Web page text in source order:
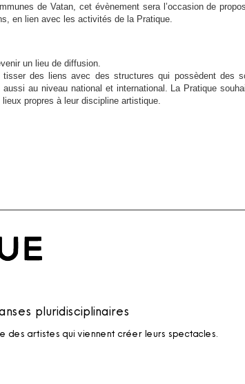
de Vatan, cet évènement sera l’occasion de
en lien avec les activités de la Pratique.
un lieu de diffusion.
des liens avec des structures qui possèdent des
au niveau national et international. La Pratique
propres à leur discipline artistique.
pluridisciplinaires
des artistes qui viennent créer leurs spectacles.